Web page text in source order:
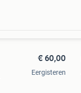
€ 60,00
Eergisteren